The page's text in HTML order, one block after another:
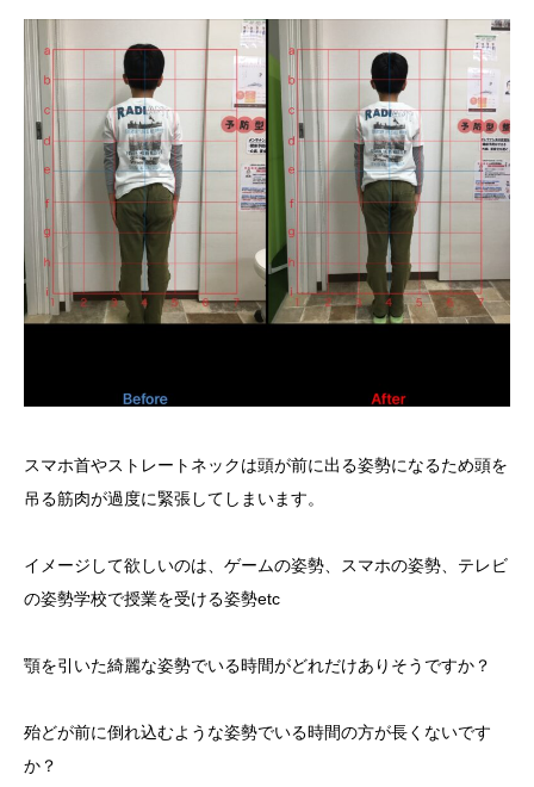
スマホ首やストレートネックは頭が前に出る姿勢になるため頭を
吊る筋肉が過度に緊張してしまいます。
イメージして欲しいのは、ゲームの姿勢、スマホの姿勢、テレビ
の姿勢学校で授業を受ける姿勢etc
顎を引いた綺麗な姿勢でいる時間がどれだけありそうですか？
殆どが前に倒れ込むような姿勢でいる時間の方が長くないです
か？